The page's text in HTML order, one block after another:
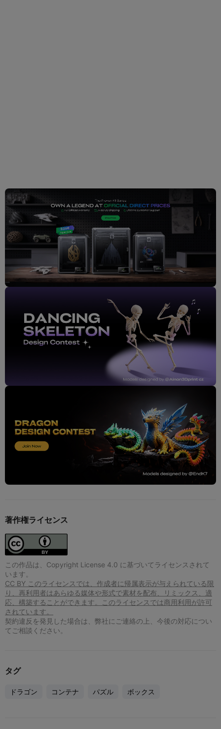
著作権ライセンス
この作品は、Copyright License 4.0 に基づいてライセンスされて
います。
CC BY このライセンスでは、作成者に帰属表示が与えられている限
り、再利用者はあらゆる媒体や形式で素材を配布、リミックス、適
応、構築することができます。このライセンスでは商用利用が許可
されています。
契約違反を発見した場合は、弊社にご連絡の上、今後の対応につい
てご相談ください。
タグ
ドラゴン コンテナ パズル ボックス